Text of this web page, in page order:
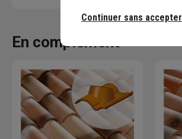
En complément
Continuer sans accepter